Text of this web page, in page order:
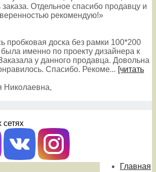
Отдельное спасибо продавцу и
рекомендую!»
пробковая доска без рамки 100*200
именно по проекту дизайнера к
у данного продавца. Довольна
Спасибо. Рекоме... [читать
Николаевна,
Главная